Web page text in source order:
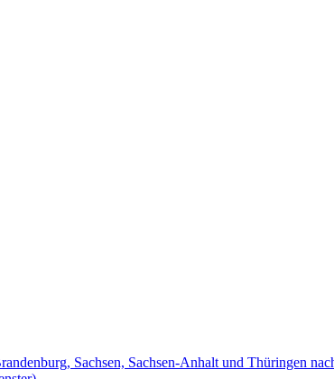
Sachsen, Sachsen-Anhalt und Thüringen